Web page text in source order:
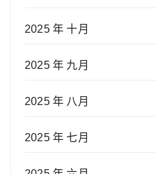
2025 年 十月
2025 年 九月
2025 年 八月
2025 年 七月